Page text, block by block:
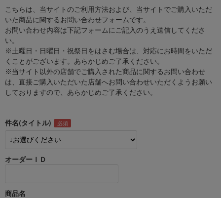
こちらは、当サイトのご利用方法および、当サイトでご購入いただ
いた商品に関するお問い合わせフォームです。
お問い合わせ内容は下記フォームにご記入のうえ送信してくださ
い。
※土曜日・日曜日・祝祭日をはさむ場合は、対応にお時間をいただ
くことがございます。あらかじめご了承ください。
※当サイト以外の店舗でご購入された商品に関するお問い合わせ
は、直接ご購入いただいた店舗へお問い合わせいただくようお願い
しておりますので、あらかじめご了承ください。
件名(タイトル)
オーダーＩＤ
商品名